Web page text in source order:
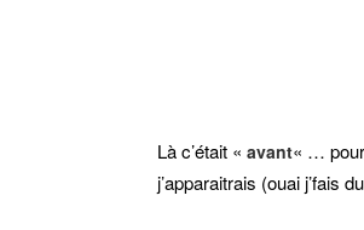
Là c’était « avant« …
j’apparaitrais (ouai j’fais